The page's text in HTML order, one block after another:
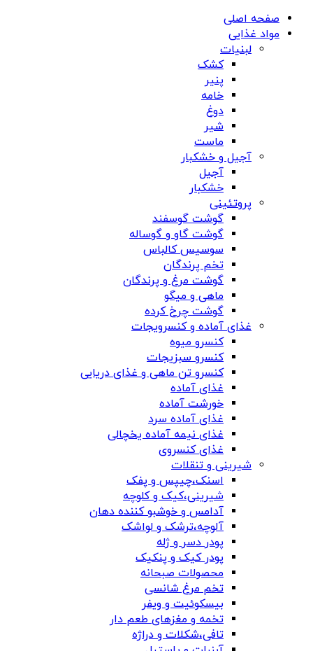
صفحه اصلی
مواد غذایی
لبنیات
کشک
پنیر
خامه
دوغ
شیر
ماست
آجیل و خشکبار
آجیل
خشکبار
پروتئینی
گوشت گوسفند
گوشت گاو و گوساله
سوسیس کالباس
تخم پرندگان
گوشت مرغ و پرندگان
ماهی و میگو
گوشت چرخ کرده
غذای آماده و کنسرویجات
کنسرو میوه
کنسرو سبزیجات
کنسرو تن ماهی و غذای دریایی
غذای آماده
خورشت آماده
غذای آماده سرد
غذای نیمه آماده یخچالی
غذای کنسروی
شیرینی و تنقلات
اسنک،چیپس و پفک
شیرینی،کیک و کلوچه
آدامس و خوشبو کننده دهان
آلوچه،ترشک و لواشک
پودر دسر و ژله
پودر کیک و پنکیک
محصولات صبحانه
تخم مرغ شانسی
بیسکوئیت و ویفر
تخمه و مغزهای طعم دار
تافی،شکلات و دراژه